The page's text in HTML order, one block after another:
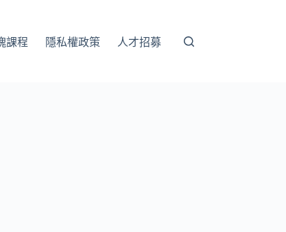
課程 隱私權政策 人才招募